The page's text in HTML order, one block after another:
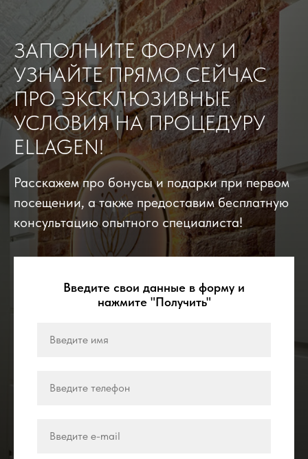
ЗАПОЛНИТЕ ФОРМУ И
УЗНАЙТЕ ПРЯМО СЕЙЧАС
ПРО ЭКСКЛЮЗИВНЫЕ
УСЛОВИЯ НА ПРОЦЕДУРУ
ELLAGEN!
Расскажем про бонусы и подарки при первом
посещении, а также предоставим бесплатную
консультацию опытного специалиста!
Введите свои данные в форму и
нажмите "Получить"